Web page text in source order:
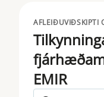
AFLEIÐUVIÐSKIPTI
EMIR